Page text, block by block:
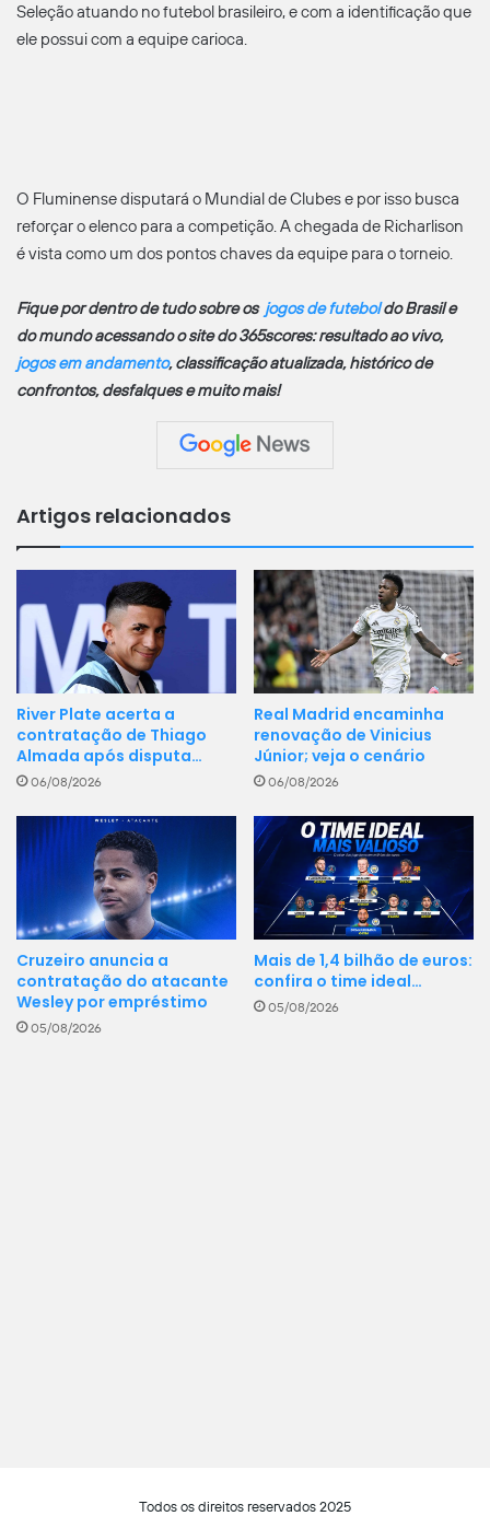
Seleção atuando no futebol brasileiro, e com a identificação que
ele possui com a equipe carioca.
O Fluminense disputará o Mundial de Clubes e por isso busca
reforçar o elenco para a competição. A chegada de Richarlison
é vista como um dos pontos chaves da equipe para o torneio.
Fique por dentro de tudo sobre os jogos de futeboldo Brasil e
do mundo acessando o site do 365scores: resultado ao vivo,
jogos em andamento, classificação atualizada, histórico de
confrontos, desfalques e muito mais!
Artigos relacionados
River Plate acerta a
contratação de Thiago
Almada após disputa…
06/08/2026
Real Madrid encaminha
renovação de Vinicius
Júnior; veja o cenário
06/08/2026
Cruzeiro anuncia a
contratação do atacante
Wesley por empréstimo
05/08/2026
Mais de 1,4 bilhão de euros:
confira o time ideal…
05/08/2026
Todos os direitos reservados 2025